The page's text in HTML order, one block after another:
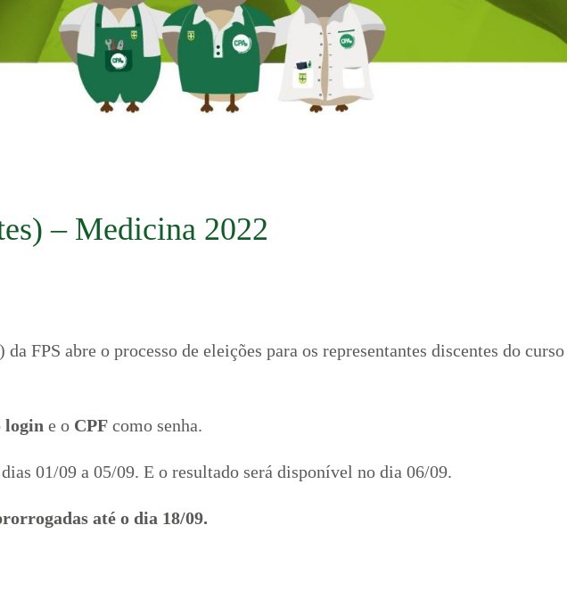
– Medicina 2022
FPS abre o processo de eleições para os representantes discentes do
login e o CPF como senha.
01/09 a 05/09. E o resultado será disponível no dia 06/09.
até o dia 18/09.